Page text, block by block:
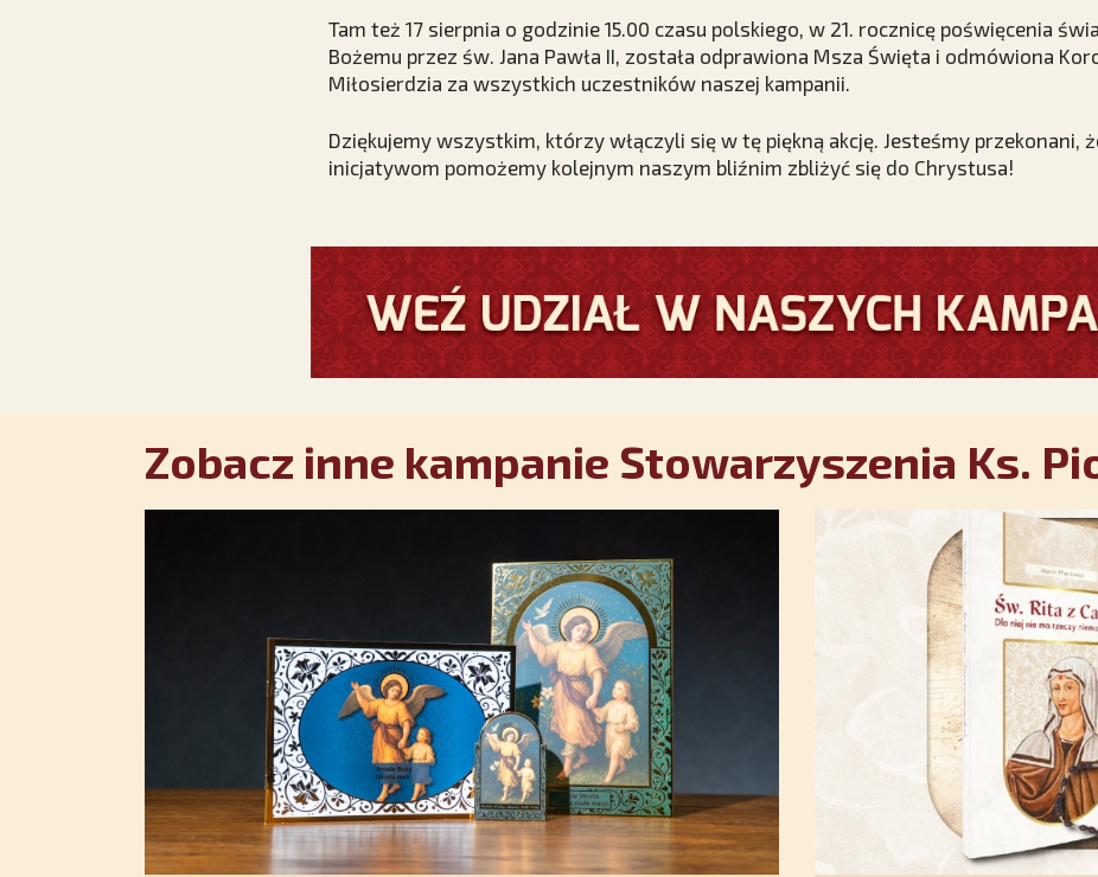
Tam też 17 sierpnia o godzinie 15.00 czasu polskiego, w 21. rocznicę poświęcenia
Bożemu przez św. Jana Pawła II, została odprawiona Msza Święta i odmówiona
Miłosierdzia za wszystkich uczestników naszej kampanii.
Dziękujemy wszystkim, którzy włączyli się w tę piękną akcję. Jesteśmy przekonani,
inicjatywom pomożemy kolejnym naszym bliźnim zbliżyć się do Chrystusa!
Zobacz inne kampanie Stowarzyszenia Ks.